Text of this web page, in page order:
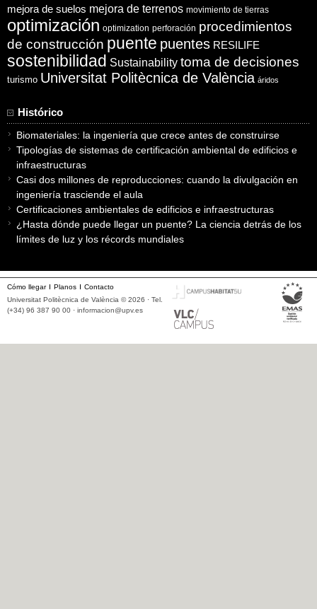
mejora de suelos mejora de terrenos movimiento de tierras
optimización optimization perforación procedimientos
de construcción puente puentes RESILIFE
sostenibilidad Sustainability toma de decisiones
turismo Universitat Politècnica de València áridos
Histórico
Biomateriales: la ingeniería que crece antes de construirse
Tipologías de sistemas de certificación ambiental de edificios e
infraestructuras
Casi dos millones de reproducciones: cuando la divulgación en
ingeniería trasciende el aula
Certificaciones ambientales de edificios e infraestructuras
¿Hasta dónde puede llegar un puente? La ciencia detrás de los
límites de luz y los récords mundiales
Cómo llegar Planos
Contacto
Universitat Politècnica de València © 2026 · Tel.
(+34) 96 387 90 00 · informacion@upv.es